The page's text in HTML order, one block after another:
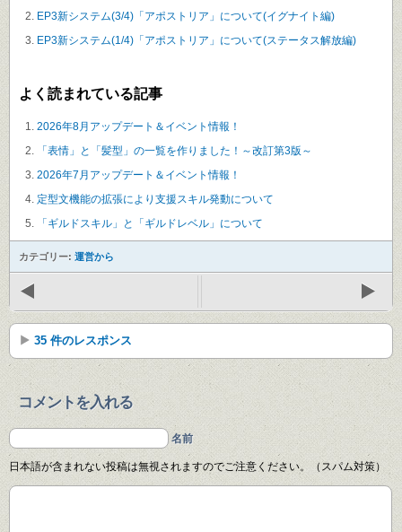
EP3新システム(3/4)「アポストリア」について(イグナイト編)
EP3新システム(1/4)「アポストリア」について(ステータス解放編)
よく読まれている記事
2026年8月アップデート＆イベント情報！
「表情」と「髪型」の一覧を作りました！～改訂第3版～
2026年7月アップデート＆イベント情報！
定型文機能の拡張により支援スキル発動について
「ギルドスキル」と「ギルドレベル」について
カテゴリー: 運営から
35 件のレスポンス
コメントを入れる
名前
日本語が含まれない投稿は無視されますのでご注意ください。（スパム対策）